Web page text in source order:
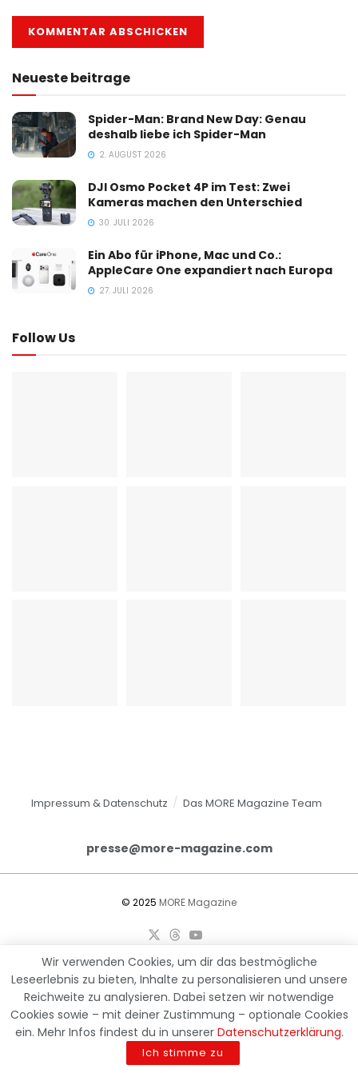
Neueste beitrage
Spider-Man: Brand New Day: Genau
deshalb liebe ich Spider-Man
2. AUGUST 2026
DJI Osmo Pocket 4P im Test: Zwei
Kameras machen den Unterschied
30. JULI 2026
Ein Abo für iPhone, Mac und Co.:
AppleCare One expandiert nach Europa
27. JULI 2026
Follow Us
Impressum & Datenschutz Das MORE Magazine Team
presse@more-magazine.com
© 2025 MORE Magazine
Wir verwenden Cookies, um dir das bestmögliche
Leseerlebnis zu bieten, Inhalte zu personalisieren und unsere
Reichweite zu analysieren. Dabei setzen wir notwendige
Cookies sowie – mit deiner Zustimmung – optionale Cookies
ein. Mehr Infos findest du in unserer Datenschutzerklärung.
Ich stimme zu
Öffnet Amazon in einem neuen Fenster oder, sofern